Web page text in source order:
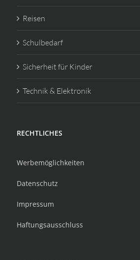
Reisen
Schulbedarf
Sicherheit für Kinder
Technik & Elektronik
RECHTLICHES
Werbemöglichkeiten
Datenschutz
Impressum
Haftungsausschluss